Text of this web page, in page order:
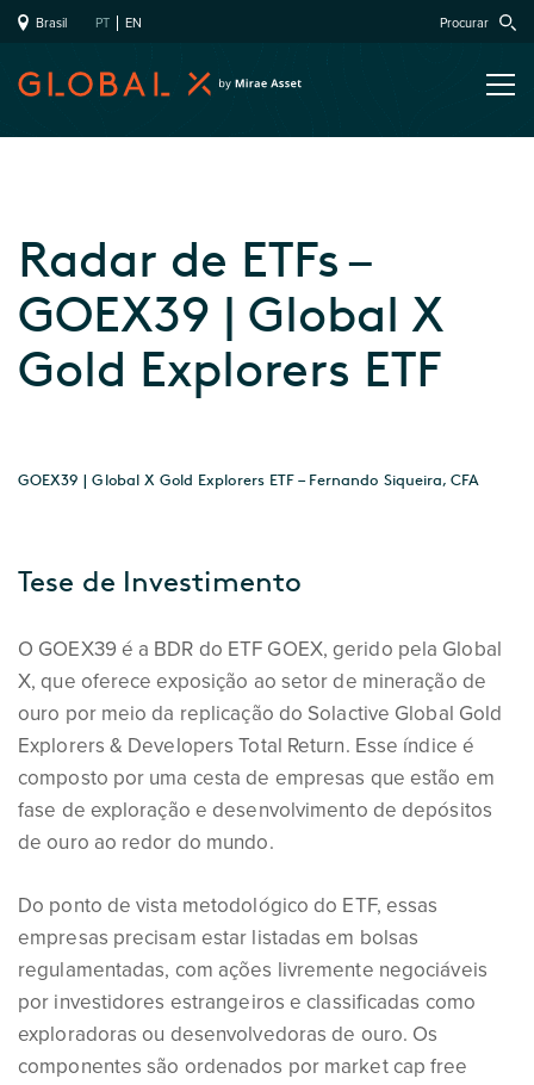
Brasil PT EN Procurar
Radar de ETFs –
GOEX39 | Global X
Gold Explorers ETF
GOEX39 | Global X Gold Explorers ETF – Fernando Siqueira, CFA
Tese de Investimento
O GOEX39 é a BDR do ETF GOEX, gerido pela Global
X, que oferece exposição ao setor de mineração de
ouro por meio da replicação do Solactive Global Gold
Explorers & Developers Total Return. Esse índice é
composto por uma cesta de empresas que estão em
fase de exploração e desenvolvimento de depósitos
de ouro ao redor do mundo.
Do ponto de vista metodológico do ETF, essas
empresas precisam estar listadas em bolsas
regulamentadas, com ações livremente negociáveis
por investidores estrangeiros e classificadas como
exploradoras ou desenvolvedoras de ouro. Os
componentes são ordenados por market cap free